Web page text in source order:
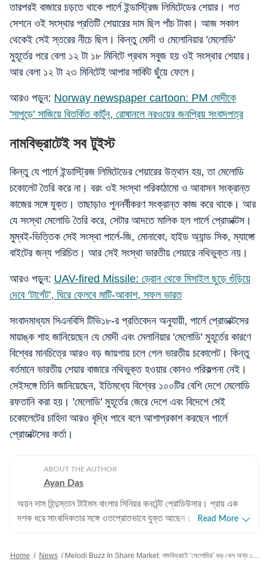
তারপরই বাজারে চড়তে থাকে পার্লে ইন্ডাস্ট্রিজ লিমিটেডের শেয়ার। গত
সেশনে ওই সংস্থার প্রতিটি শেয়ারের দাম ছিল পাঁচ টাকা। আজ সকাল
থেকেই সেই স্তরের নীচে ছিল। কিন্তু মোদী ও মেলোনিয়ার 'মেলোডি'
মুহূর্তের পরে বেলা ১২ টা ১৮ মিনিটে প্রথম সবুজ হয় ওই সংস্থার শেয়ার।
আর বেলা ১২ টা ২৩ মিনিটেই আপার সার্কিট ছুঁয়ে ফেলে।
আরও পড়ুন: Norway newspaper cartoon: PM মোদীকে
'সাপুড়ে' সাজিয়ে বিতর্কিত কার্টুন, রোষানলে নরওয়ের জনপ্রিয় সংবাদপত্র
নামবিভ্রাটেই সব টুইস্ট
কিন্তু যে পার্লে ইন্ডাস্ট্রিজ লিমিটেডের শেয়ারের উত্থান হয়, তা মেলোডি
চকোলেট তৈরি করে না। বরং ওই সংস্থা পরিকাঠামো ও আবাসন সংক্রান্ত
কাজের সঙ্গে যুক্ত। তাছাড়াও পুননর্বীকরণ সংক্রান্ত কাজ করে থাকে। আর
যে সংস্থা মেলোডি তৈরি করে, সেটার আদতে মালিক হল পার্লে প্রোডাক্টস।
মুম্বই-ভিত্তিক সেই সংস্থা পার্লে-জি, মোনাকো, হাইড অ্যান্ড সিক, ম্যাঙ্গো
বাইটের জন্য পরিচিত। আর সেই সংস্থা ভারতীয় শেয়ারে নথিভুক্ত নয়।
আরও পড়ুন: UAV-fired Missile: ড্রোন থেকে মিসাইল ছুড়ে গুঁড়িয়ে
দেবে ‘টার্গেট’, ঘিরে ফেলবে মাটি-আকাশ, সফল ভারত
সংবাদমাধ্যম সিএনবিসি টিভি১৮-র প্রতিবেদন অনুযায়ী, পার্লে প্রোডাক্টসের
মায়াঙ্ক শাহ জানিয়েছেন যে মোদী এবং মেলানিয়ার 'মেলোডি' মুহূর্তের কারণে
বিশ্বের মানচিত্রে আরও বড় জায়গায় চলে গেল ভারতীয় চকোলেট। কিন্তু
বর্তমানে ভারতীয় শেয়ার বাজারে নথিভুক্ত হওয়ার কোনও পরিকল্পনা নেই।
সেইসঙ্গে তিনি জানিয়েছেন, ইতিমধ্যে বিশ্বের ১০০টির বেশি দেশে মেলোডি
রফতানি করা হয়। 'মেলোডি' মুহূর্তের জেরে দেশে এবং বিদেশে সেই
চকোলেটের চাহিদা আরও বৃদ্ধি পাবে বলে আশাপ্রকাশ করছেন পার্লে
প্রোডাক্টসের কর্তা।
ABOUT THE AUTHOR
Ayan Das
অয়ন দাস হিন্দুস্তান টাইমস বাংলার সিনিয়র কনটেন্ট প্রোডিউসার। প্রায় এক
দশক ধরে সাংবাদিকতার সঙ্গে ওতপ্রোতভাবে যুক্ত আছেন। সাংবাদিক হিসেবে
Read More
Home / News / Melodi Buzz In Share Market: নামবিভ্রাটে ‘মেলোডির’ গুড় খেল অন্য ১ সংস্থা, মোদী মেলোনিকে দিতেই শেয়ারে ‘তুফান’